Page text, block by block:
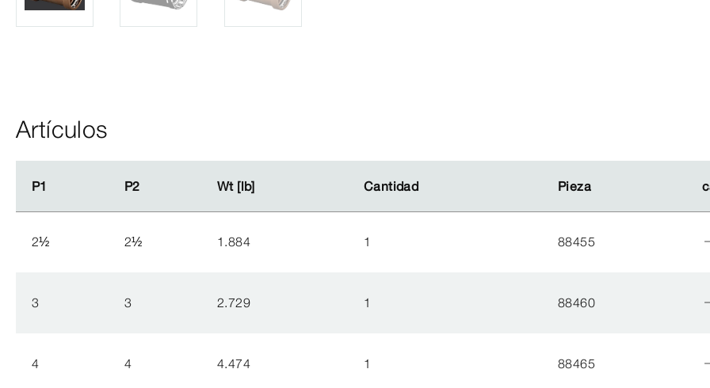
Artículos
P1 P2 Wt [lb] Cantidad Pieza
P1 P2 Wt [lb] Cantidad Pieza
2½ 2½ 1.884 1 88455
3 3 2.729 1 88460
4 4 4.474 1 88465